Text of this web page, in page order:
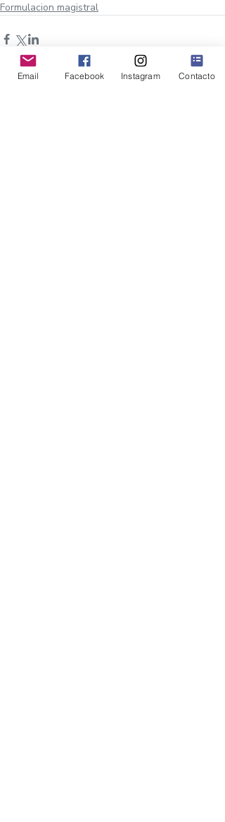
Formulacion magistral
Email Facebook Instagram Contacto